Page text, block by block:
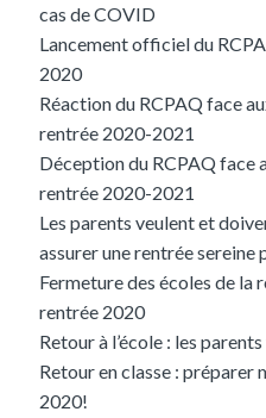
cas de COVID
Lancement officiel du
2020
Réaction du RCPAQ face
rentrée 2020-2021
Déception du RCPAQ face
rentrée 2020-2021
Les parents veulent et
assurer une rentrée sereine
Fermeture des écoles de la
rentrée 2020
Retour à l’école : les
Retour en classe : préparer
2020!